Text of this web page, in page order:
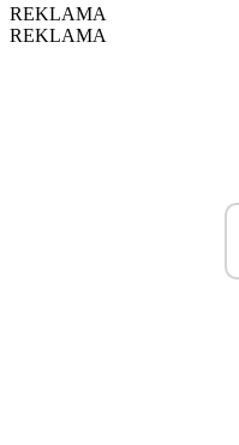
REKLAMA
REKLAMA